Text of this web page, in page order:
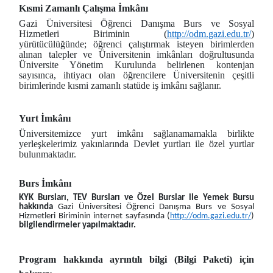
Kısmi Zamanlı Çalışma İmkânı
Gazi Üniversitesi Öğrenci Danışma Burs ve Sosyal
Hizmetleri Biriminin (http://odm.gazi.edu.tr/)
yürütücülüğünde; öğrenci çalıştırmak isteyen birimlerden
alınan talepler ve Üniversitenin imkânları doğrultusunda
Üniversite Yönetim Kurulunda belirlenen kontenjan
sayısınca, ihtiyacı olan öğrencilere Üniversitenin çeşitli
birimlerinde kısmi zamanlı statüde iş imkânı sağlanır.
Yurt İmkânı
Üniversitemizce yurt imkânı sağlanamamakla birlikte
yerleşkelerimiz yakınlarında Devlet yurtları ile özel yurtlar
bulunmaktadır.
Burs İmkânı
KYK Bursları, TEV Bursları ve Özel Burslar ile Yemek Bursu
hakkında Gazi Üniversitesi Öğrenci Danışma Burs ve Sosyal
Hizmetleri Biriminin internet sayfasında (http://odm.gazi.edu.tr/)
bilgilendirmeler yapılmaktadır.
Program hakkında ayrıntılı bilgi (Bilgi Paketi) için